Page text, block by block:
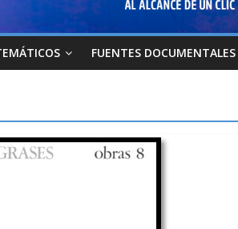
FUENTES DOCUMENTALES